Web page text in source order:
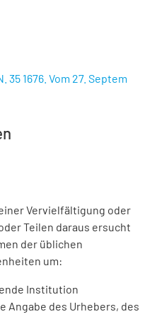
35 1676. Vom 27. Septem
Vervielfältigung oder
Teilen daraus ersucht
der üblichen
um:
Institution
Angabe des Urhebers, des